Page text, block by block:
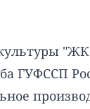
ГУФССП